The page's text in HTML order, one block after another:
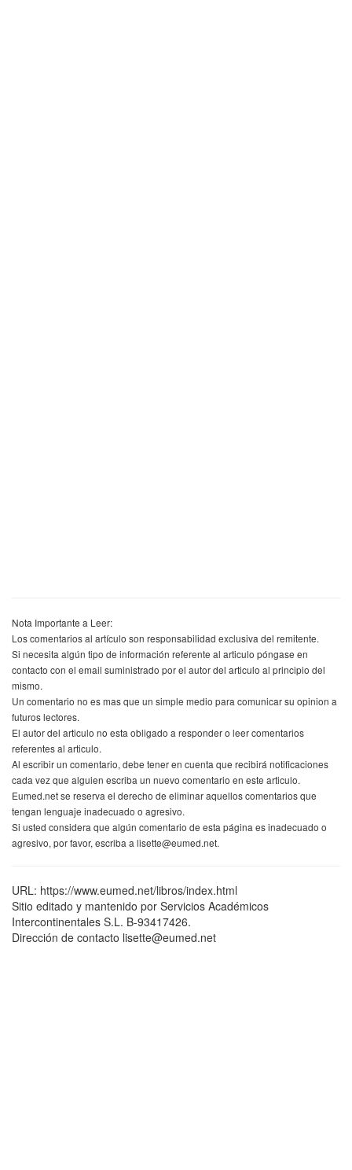
Nota Importante a Leer:
Los comentarios al artículo son responsabilidad exclusiva del remitente.
Si necesita algún tipo de información referente al articulo póngase en
contacto con el email suministrado por el autor del articulo al principio del
mismo.
Un comentario no es mas que un simple medio para comunicar su opinion a
futuros lectores.
El autor del articulo no esta obligado a responder o leer comentarios
referentes al articulo.
Al escribir un comentario, debe tener en cuenta que recibirá notificaciones
cada vez que alguien escriba un nuevo comentario en este articulo.
Eumed.net se reserva el derecho de eliminar aquellos comentarios que
tengan lenguaje inadecuado o agresivo.
Si usted considera que algún comentario de esta página es inadecuado o
agresivo, por favor, escriba a lisette@eumed.net.
URL: https://www.eumed.net/libros/index.html
Sitio editado y mantenido por Servicios Académicos
Intercontinentales S.L. B-93417426.
Dirección de contacto lisette@eumed.net